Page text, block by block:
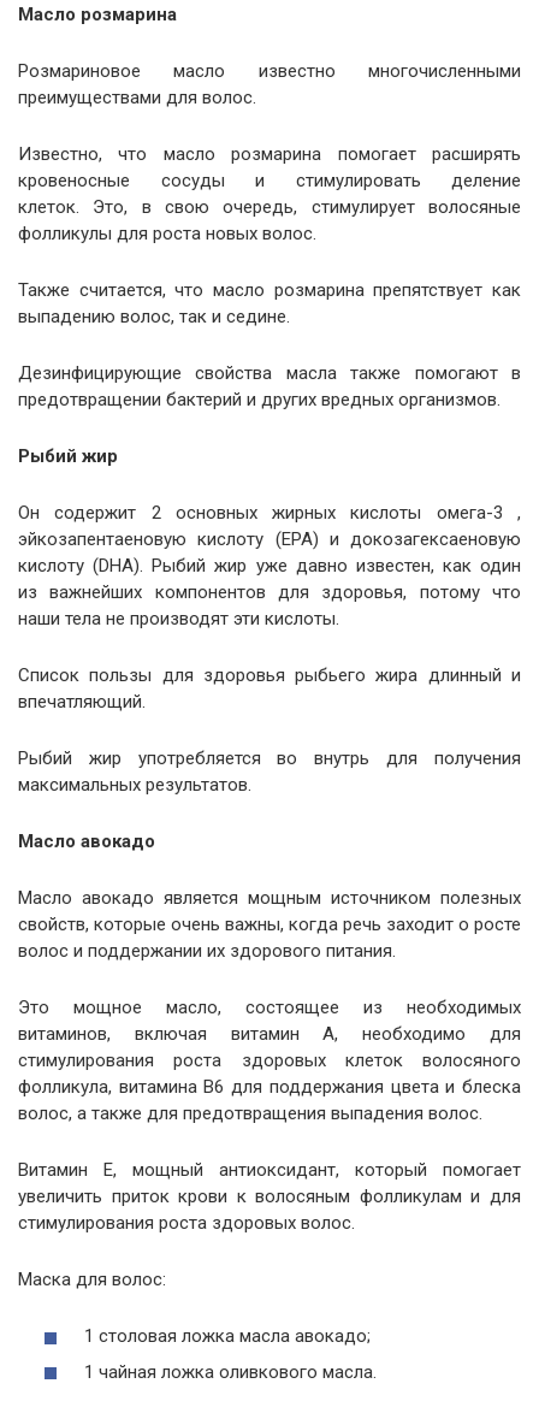
Масло розмарина
Розмариновое масло известно многочисленными
преимуществами для волос.
Известно, что масло розмарина помогает расширять
кровеносные сосуды и стимулировать деление
клеток. Это, в свою очередь, стимулирует волосяные
фолликулы для роста новых волос.
Также считается, что масло розмарина препятствует как
выпадению волос, так и седине.
Дезинфицирующие свойства масла также помогают в
предотвращении бактерий и других вредных организмов.
Рыбий жир
Он содержит 2 основных жирных кислоты омега-3 ,
эйкозапентаеновую кислоту (EPA) и докозагексаеновую
кислоту (DHA). Рыбий жир уже давно известен, как один
из важнейших компонентов для здоровья, потому что
наши тела не производят эти кислоты.
Список пользы для здоровья рыбьего жира длинный и
впечатляющий.
Рыбий жир употребляется во внутрь для получения
максимальных результатов.
Масло авокадо
Масло авокадо является мощным источником полезных
свойств, которые очень важны, когда речь заходит о росте
волос и поддержании их здорового питания.
Это мощное масло, состоящее из необходимых
витаминов, включая витамин А, необходимо для
стимулирования роста здоровых клеток волосяного
фолликула, витамина B6 для поддержания цвета и блеска
волос, а также для предотвращения выпадения волос.
Витамин Е, мощный антиоксидант, который помогает
увеличить приток крови к волосяным фолликулам и для
стимулирования роста здоровых волос.
Маска для волос:
1 столовая ложка масла авокадо;
1 чайная ложка оливкового масла.